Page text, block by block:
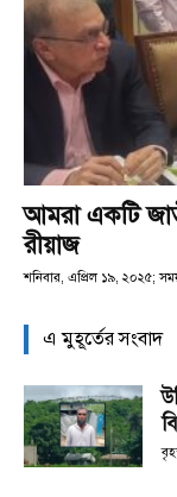
আমরা একটি
রীয়াজ
শনিবার, এপ্রিল ১৯, ২০২৫;
এ মুহূর্তের সংবাদ